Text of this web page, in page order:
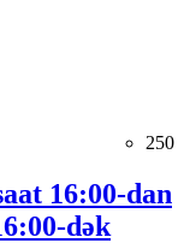
250
16:00-dan
dək